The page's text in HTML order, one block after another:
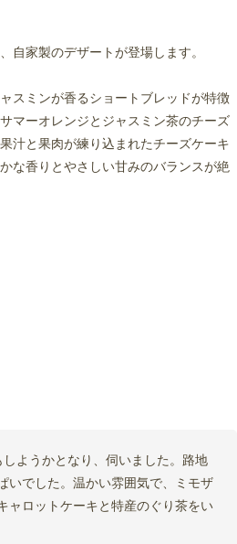
自家製のデザートが登場します。
スミンが香るショートブレッドが特徴
マーオレンジとジャスミン茶のチーズ
汁と果肉が練り込まれたチーズケーキ
な香りとやさしい甘みのバランスが絶
ようかとなり、伺いました。路地
いでした。温かい雰囲気で、ミモザ
ャロットケーキと特産のぐり茶をい